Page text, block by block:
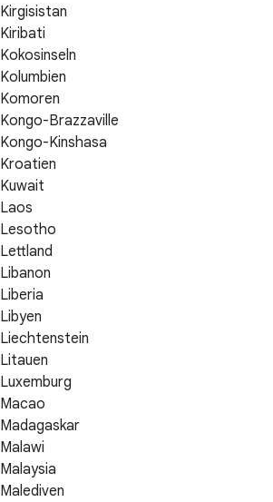
Kirgisistan
Kiribati
Kokosinseln
Kolumbien
Komoren
Kongo-Brazzaville
Kongo-Kinshasa
Kroatien
Kuwait
Laos
Lesotho
Lettland
Libanon
Liberia
Libyen
Liechtenstein
Litauen
Luxemburg
Macao
Madagaskar
Malawi
Malaysia
Malediven